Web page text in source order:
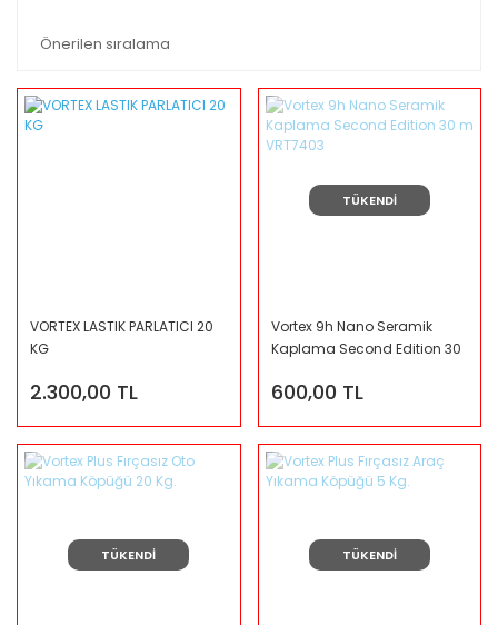
VORTEX LASTIK PARLATICI 20
KG
2.300,00 TL
TÜKENDİ
Vortex 9h Nano Seramik
Kaplama Second Edition 30
600,00 TL
TÜKENDİ TÜKENDİ